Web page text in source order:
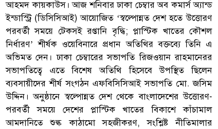
আহমদ কায়কাউস। আজ শনিবার ঢাকা চেম্বার অব কমার্স অ্যান্ড
ইন্ডাস্ট্রি (ডিসিসিআই) আয়োজিত ‘স্বল্পোন্নত দেশ হতে উত্তোরণ
পরবর্তী সময়ে টেকসই রপ্তানি বৃদ্ধি; প্লাস্টিক খাতের কৌশল
নির্ধারণ’ শীর্ষক ওয়েবিনারে প্রধান অতিথির বক্তব্যে তিনি এ
অভিমত দেন। ঢাকা চেম্বারের সভাপতি রিজওয়ান রাহমানেরর
সভাপতিত্বে এতে বিশেষ অতিথি হিসেবে উপস্থিত ছিলেন
ব্যবসায়ীদের শীর্ষ সংগঠন এফবিসিসিআই সভাপতি মো. জসিম
উদ্দিন। অনুষ্ঠানে স্বল্পোন্নত দেশ থেকে বাংলাদেশের উত্তোরণ-
পরবর্তী সময়ে দেশের প্লাস্টিক খাতের বিকাশে কাঁচামাল
আমদানিতে শুল্ক কাঠামো সহজীকরণ, সংশ্লিষ্ট নীতিমালার